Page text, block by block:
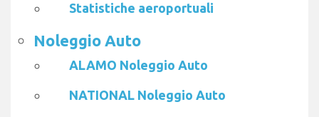
Statistiche aeroportuali
Noleggio Auto
ALAMO Noleggio Auto
NATIONAL Noleggio Auto